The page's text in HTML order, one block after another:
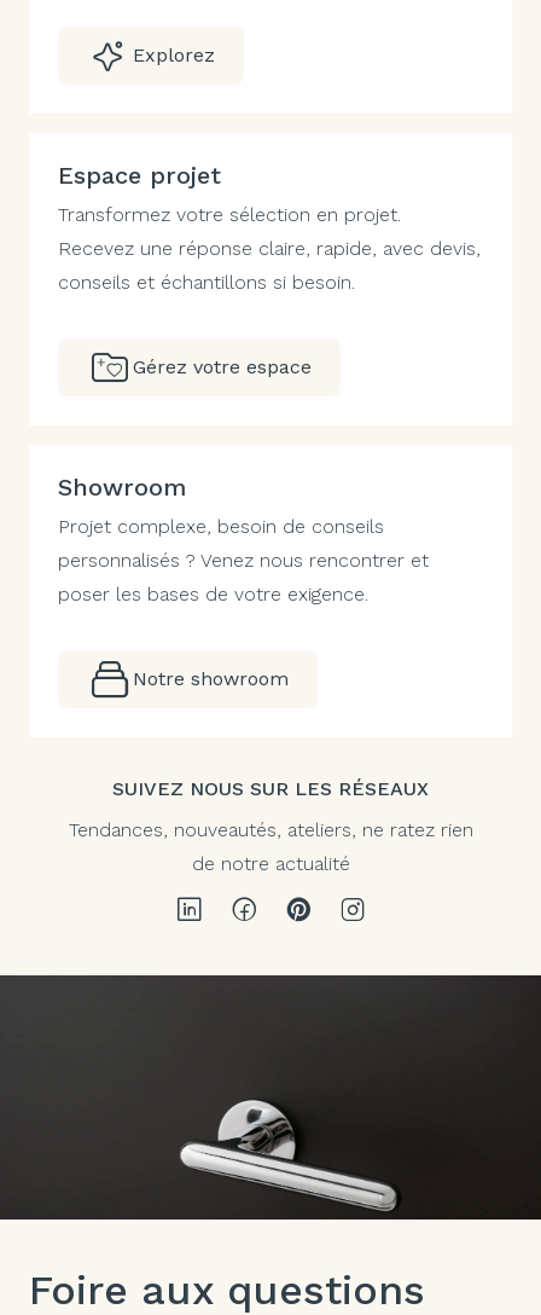
Explorez
Espace projet
Transformez votre sélection en projet.
Recevez une réponse claire, rapide, avec devis,
conseils et échantillons si besoin.
Gérez votre espace
Showroom
Projet complexe, besoin de conseils
personnalisés ? Venez nous rencontrer et
poser les bases de votre exigence.
Notre showroom
SUIVEZ NOUS SUR LES RÉSEAUX
Tendances, nouveautés, ateliers, ne ratez rien
de notre actualité
Foire aux questions